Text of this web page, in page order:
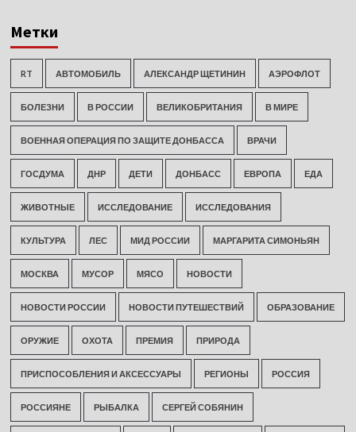
Метки
RT АВТОМОБИЛЬ АЛЕКСАНДР ЩЕТИНИН АЭРОФЛОТ
БОЛЕЗНИ В РОССИИ ВЕЛИКОБРИТАНИЯ В МИРЕ
ВОЕННАЯ ОПЕРАЦИЯ ПО ЗАЩИТЕ ДОНБАССА ВРАЧИ
ГОСДУМА ДНР ДЕТИ ДОНБАСС ЕВРОПА ЕДА
ЖИВОТНЫЕ ИССЛЕДОВАНИЕ ИССЛЕДОВАНИЯ
КУЛЬТУРА ЛЕС МИД РОССИИ МАРГАРИТА СИМОНЬЯН
МОСКВА МУСОР МЯСО НОВОСТИ
НОВОСТИ РОССИИ НОВОСТИ ПУТЕШЕСТВИЙ ОБРАЗОВАНИЕ
ОРУЖИЕ ОХОТА ПРЕМИЯ ПРИРОДА
ПРИСПОСОБЛЕНИЯ И АКСЕССУАРЫ РЕГИОНЫ РОССИЯ
РОССИЯНЕ РЫБАЛКА СЕРГЕЙ СОБЯНИН